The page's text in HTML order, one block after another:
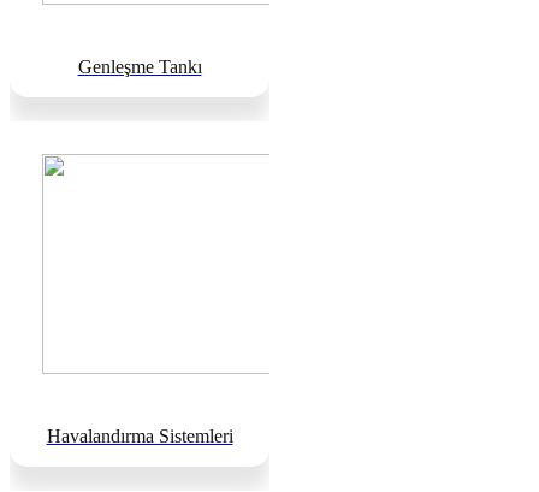
Genleşme Tankı
Havalandırma Sistemleri